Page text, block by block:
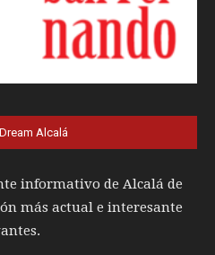
Alcalá
informativo de Alcalá de
más actual e interesante